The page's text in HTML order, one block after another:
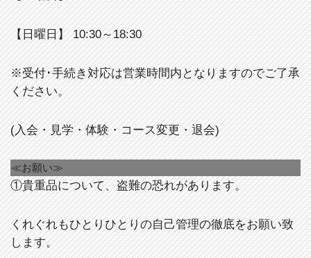
【日曜日】 10:30～18:30
※受付･手続き対応は営業時間内となりますのでご了承
ください。
(入会・見学・体験・コース変更・退会)
≪お願い≫
①貴重品について、盗難の恐れがあります。
くれぐれもひとりひとりの自己管理の徹底をお願い致
します。